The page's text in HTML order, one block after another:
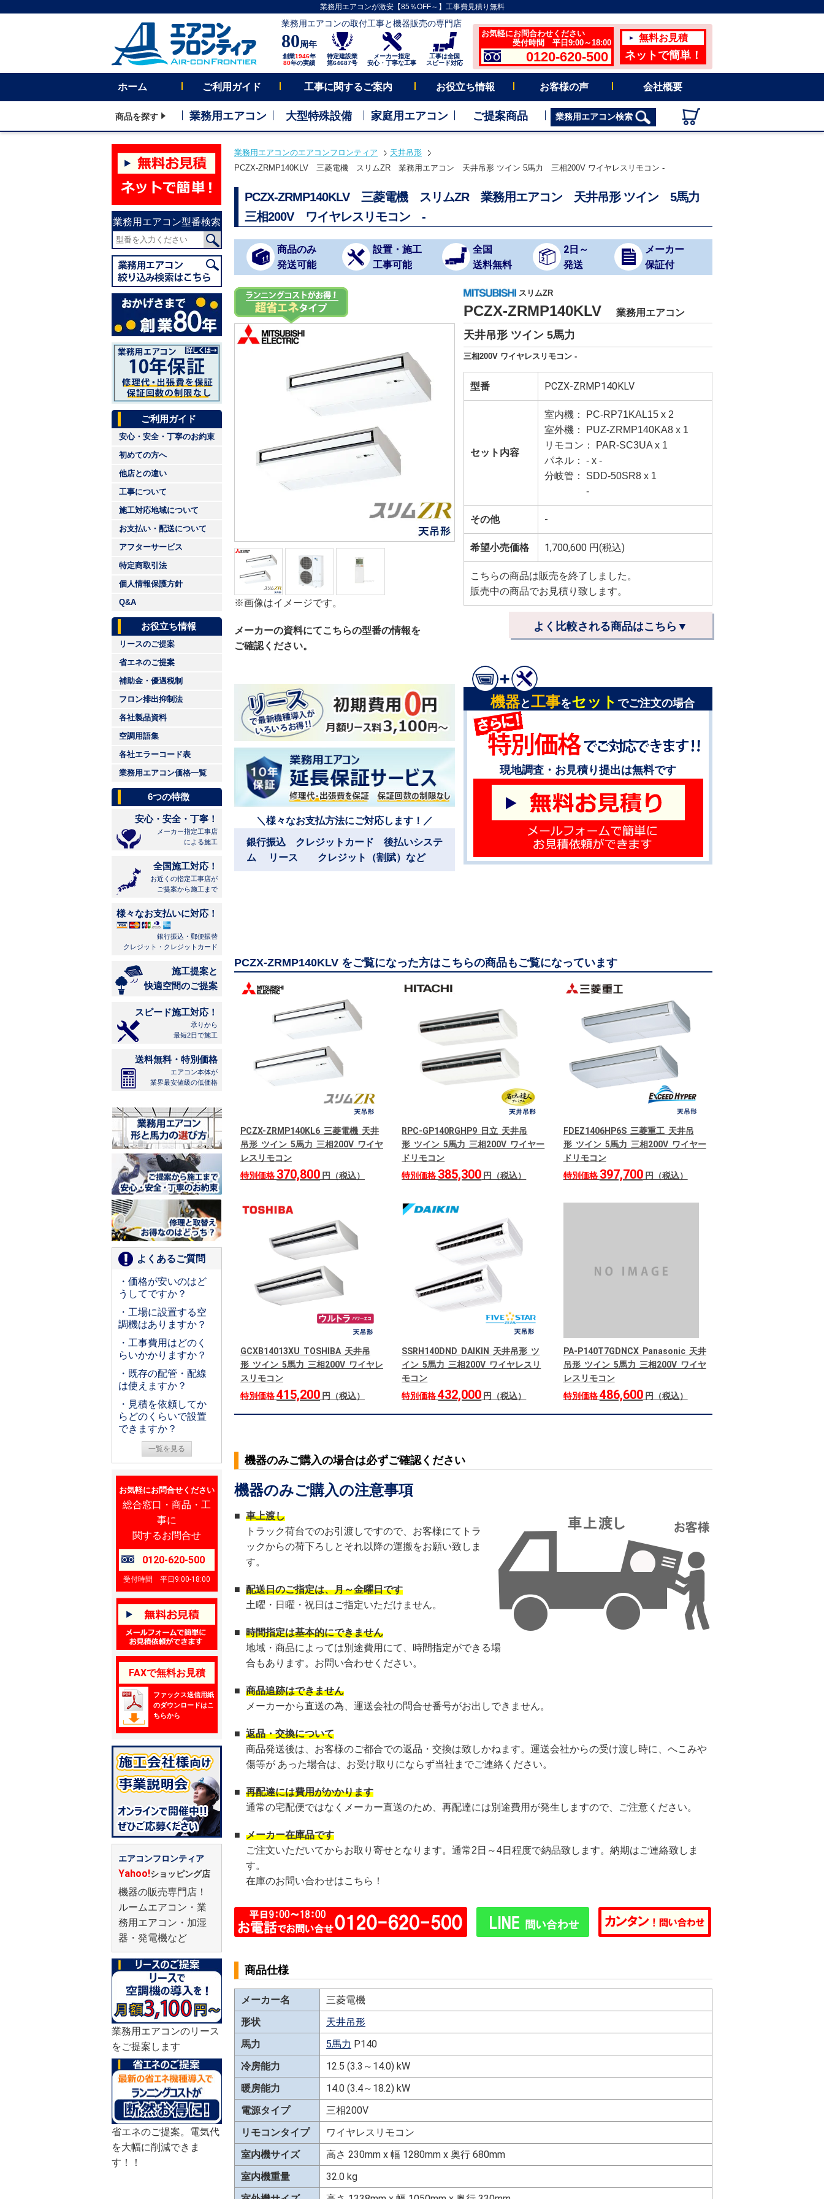
業務用エアコンが激安【85％OFF～】工事費見積り無料
業務用エアコンの取付工事と機器販売の専門店
80周年
創業1946年
80年の実績
特定建設業
第64687号
メーカー指定
安心・丁寧な工事
工事は全国
スピード対応
お気軽にお問合わせください
受付時間 平日9:00～18:00
0120-620-500
無料お見積
ネットで簡単！
ホーム ご利用ガイド 工事に関するご案内 お役立ち情報 お客様の声 会社概要
商品を探す 業務用エアコン 大型特殊設備 家庭用エアコン ご提案商品 業務用エアコン検索
業務用エアコン型番検索
ご利用ガイド
安心・安全・丁寧のお約束
初めての方へ
他店との違い
工事について
施工対応地域について
お支払い・配送について
アフターサービス
特定商取引法
個人情報保護方針
Q&A
お役立ち情報
リースのご提案
省エネのご提案
補助金・優遇税制
フロン排出抑制法
各社製品資料
空調用語集
各社エラーコード表
業務用エアコン価格一覧
6つの特徴
安心・安全・丁寧！
メーカー指定工事店
による施工
全国施工対応！
お近くの指定工事店が
ご提案から施工まで
様々なお支払いに対応！
銀行振込・郵便振替
クレジット・クレジットカード
施工提案と
快適空間のご提案
スピード施工対応！
承りから
最短2日で施工
送料無料・特別価格
エアコン本体が
業界最安値級の低価格
よくあるご質問
・価格が安いのはど
うしてですか？
・工場に設置する空
調機はありますか？
・工事費用はどのく
らいかかりますか？
・既存の配管・配線
は使えますか？
・見積を依頼してか
らどのくらいで設置
できますか？
一覧を見る
お気軽にお問合せください
総合窓口・商品・工
事に
関するお問合せ
0120-620-500
受付時間 平日9:00-18:00
FAXで無料お見積
ファックス送信用紙
のダウンロードはこ
ちらから
エアコンフロンティア
Yahoo!ショッピング店
機器の販売専門店！
ルームエアコン・業
務用エアコン・加湿
器・発電機など
業務用エアコンのリース
をご提案します
省エネのご提案。電気代
を大幅に削減できま
す！！
業務用エアコンのエアコンフロンティア
天井吊形
PCZX-ZRMP140KLV 三菱電機 スリムZR 業務用エアコン 天井吊形 ツイン 5馬力 三相200V ワイヤレスリモコン -
PCZX-ZRMP140KLV 三菱電機 スリムZR 業務用エアコン 天井吊形 ツイン 5馬力
三相200V ワイヤレスリモコン -
商品のみ
発送可能
設置・施工
工事可能
全国
送料無料
2日～
発送
メーカー
保証付
※画像はイメージです。
メーカーの資料にてこちらの型番の情報を
ご確認ください。
スリムZR
PCZX-ZRMP140KLV 業務用エアコン
天井吊形 ツイン 5馬力
三相200V ワイヤレスリモコン -
型番 PCZX-ZRMP140KLV
セット内容
室内機： PC-RP71KAL15 x 2
室外機： PUZ-ZRMP140KA8 x 1
リモコン： PAR-SC3UA x 1
パネル： - x -
分岐管： SDD-50SR8 x 1
-
その他 -
希望小売価格 1,700,600 円(税込)
こちらの商品は販売を終了しました。
販売中の商品でお見積り致します。
よく比較される商品はこちら▼
＼様々なお支払方法にご対応します！／
銀行振込 クレジットカード 後払いシステ
ム リース クレジット（割賦）など
機器と工事をセット でご注文の場合
現地調査・お見積り提出は無料です
PCZX-ZRMP140KLV をご覧になった方はこちらの商品もご覧になっています
PCZX-ZRMP140KL6 三菱電機 天井
吊形 ツイン 5馬力 三相200V ワイヤ
レスリモコン
特別価格 370,800 円（税込）
RPC-GP140RGHP9 日立 天井吊
形 ツイン 5馬力 三相200V ワイヤー
ドリモコン
特別価格 385,300 円（税込）
FDEZ1406HP6S 三菱重工 天井吊
形 ツイン 5馬力 三相200V ワイヤー
ドリモコン
特別価格 397,700円（税込）
GCXB14013XU TOSHIBA 天井吊
形 ツイン 5馬力 三相200V ワイヤレ
スリモコン
特別価格415,200 円（税込）
SSRH140DND DAIKIN 天井吊形 ツ
イン 5馬力 三相200V ワイヤレスリ
モコン
特別価格432,000 円（税込）
PA-P140T7GDNCX Panasonic 天井
吊形 ツイン 5馬力 三相200V ワイヤ
レスリモコン
特別価格486,600円（税込）
機器のみご購入の場合は必ずご確認ください
機器のみご購入の注意事項
■ 車上渡し
トラック荷台でのお引渡しですので、お客様にてトラ
ックからの荷下ろしとそれ以降の運搬をお願い致しま
す。
■ 配送日のご指定は、月～金曜日です
土曜・日曜・祝日はご指定いただけません。
■ 時間指定は基本的にできません
地域・商品によっては別途費用にて、時間指定ができる場
合もあります。お問い合わせください。
■ 商品追跡はできません
メーカーから直送の為、運送会社の問合せ番号がお出しできません。
■ 返品・交換について
商品発送後は、お客様のご都合での返品・交換は致しかねます。運送会社からの受け渡し時に、へこみや
傷等が あった場合は、お受け取りにならず当社までご連絡ください。
■ 再配達には費用がかかります
通常の宅配便ではなくメーカー直送のため、再配達には別途費用が発生しますので、ご注意ください。
■ メーカー在庫品です
ご注文いただいてからお取り寄せとなります。通常2日～4日程度で納品致します。納期はご連絡致しま
す。
在庫のお問い合わせはこちら！
商品仕様
メーカー名
三菱電機
形状
天井吊形
馬力
5馬力 P140
冷房能力
12.5 (3.3～14.0) kW
暖房能力
14.0 (3.4～18.2) kW
電源タイプ
三相200V
リモコンタイプ
ワイヤレスリモコン
室内機サイズ
高さ 230mm x 幅 1280mm x 奥行 680mm
室内機重量
32.0 kg